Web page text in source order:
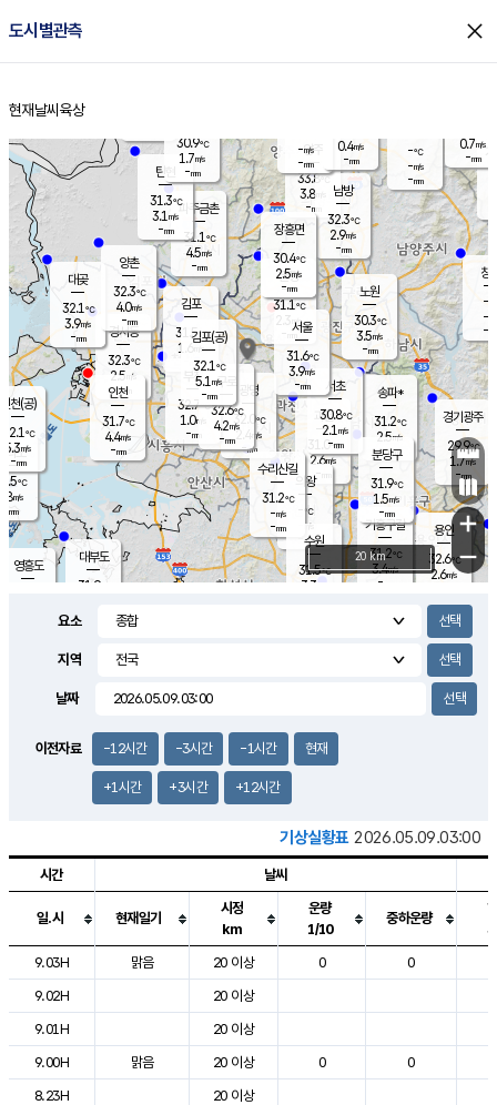
도시별관측 close
홈
현재날씨 육상
의도
℃
m/s
mm
영흥도
양주
33.8℃
3.8
-mm
과천
31.0℃
2.6m/s
- mm
용인
32.6℃
2.6m/s
경기광주
29.9℃
1.7m/s
-mm
3.9m/s
대부도
31.9
경서동
32.3℃
2.5 m/s
-mm
파주금촌
31.1℃
4.5m/s
-mm
-℃
-m/s
-mm
대곶
32.1℃
3.9m/s
-mm
창
-
-m/
-
탄현
31.3℃
3.1 m/s
-mm
0.7m/s
-mm
의왕
- ℃
m/s
mm
김포
31.5℃
1.6 m/s
mm
광명
32.0
℃
2.4 m/s
-mm
부천
32.7℃
1.0m/s
-mm
양촌
32.3℃
4.0m/s
-mm
구로
32.6℃
4.2m/s
-mm
은평
31.1℃
2.3 m/s
- mm
노원
30.3℃
3.5m/s
-mm
송파*
31.2℃
2.5m/s
-mm
서초
30.8℃
2.1 m/s
-mm
남방
32.3℃
2.9m/s
-mm
기흥구갈
31.2℃
3.4m/s
-
수리산길
31.2℃
-m/s
-mm
분당구
31.9℃
1.5m/s
-mm
장흥면
30.4℃
2.5m/s
-mm
-m/s
-mm
인천(공)
32.1℃
5.3m/s
-mm
김포(공)
32.1℃
5.1 m/s
-mm
수원
31.5℃
3.3 m/s
인천
31.7℃
4.4m/s
-mm
서울
31.6℃
3.9m/s
-mm
30.9℃
1.7m/s
-mm
0.4m/s
-mm
+
−
20 km
요소
지역
날짜
이전자료 -12시간 -3시간 -1시간 현재
+1시간 +3시간 +12시간
기상실황표 2026.05.09.03:00
도시별 기상실황표로 지점, 날씨, 기온, 강수, 바람, 기압등을 안내한 표입
시간 날씨
일.시 현재일기
시정
km
운량
1/10
중하운량
9.03H
맑음 20 이상 0 0
9.02H
20 이상
9.01H
20 이상
9.00H
맑음 20 이상 0 0
8.23H
20 이상